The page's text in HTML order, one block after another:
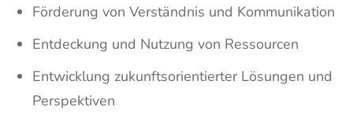
Förderung von Verständnis und Kommunikation
Entdeckung und Nutzung von Ressourcen
Entwicklung zukunftsorientierter Lösungen und
Perspektiven